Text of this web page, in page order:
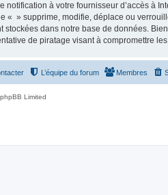
à votre fournisseur d’accès à
» supprime, modifie, déplace ou
dans notre base de données.
de piratage visant à compromettre
Membres
L’équipe du forum
Limited